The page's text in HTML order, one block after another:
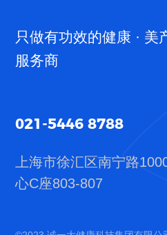
只做有功效的健康 · 美
服务商
021-5446 8788
上海市徐汇区南宁路
心C座803-807